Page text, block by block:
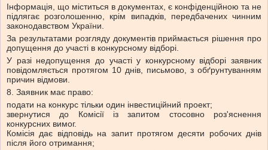
Інформація, що міститься в документах, є конфіденційною та не
підлягає розголошенню, крім випадків, передбачених чинним
законодавством України.
За результатами розгляду документів приймається рішення про
допущення до участі в конкурсному відборі.
У разі недопущення до участі у конкурсному відборі заявник
повідомляється протягом 10 днів, письмово, з обґрунтуванням
причин відмови.
8. Заявник має право:
подати на конкурс тільки один інвестиційний проект;
звернутися до Комісії із запитом стосовно роз'яснення
конкурсних вимог.
Комісія дає відповідь на запит протягом десяти робочих днів
після його отримання;